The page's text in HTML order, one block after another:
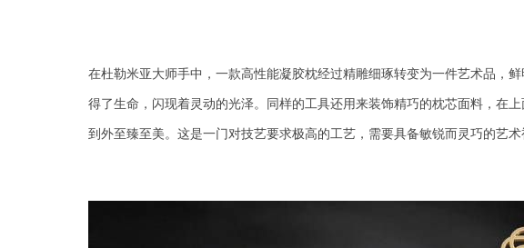
在杜勒米亚大师手中 ， 一款高性能凝胶枕经过精雕细琢转变为一件艺术品 ，
得了生命，闪现着灵动的光泽。同样的工具还用来装饰精巧的枕芯面料 ，在
到外至臻至美。 这是一门对技艺要求极高的工艺，需要具备敏锐而灵巧的艺